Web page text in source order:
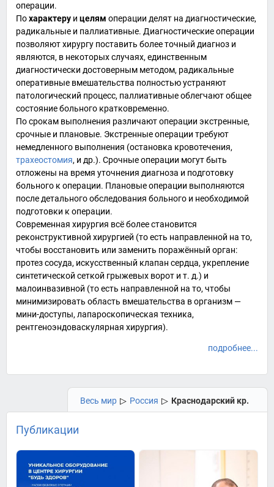
операции.
Похарактеру и целям операции делят на диагностические,
радикальные и паллиативные. Диагностические операции
позволяют хирургу поставить более точный диагноз и
являются, в некоторых случаях, единственным
диагностически достоверным методом, радикальные
оперативные вмешательства полностью устраняют
патологический процесс, паллиативные облегчают общее
состояние больного кратковременно.
По срокам выполнения различают операции экстренные,
срочные и плановые. Экстренные операции требуют
немедленного выполнения (остановка кровотечения,
трахеостомия, и др.). Срочные операции могут быть
отложены на время уточнения диагноза и подготовку
больного к операции. Плановые операции выполняются
после детального обследования больного и необходимой
подготовки к операции.
Современная хирургия всё более становится
реконструктивной хирургией (то есть направленной на то,
чтобы восстановить или заменить поражённый орган:
протез сосуда, искусственный клапан сердца, укрепление
синтетической сеткой грыжевых ворот и т. д.) и
малоинвазивной (то есть направленной на то, чтобы
минимизировать область вмешательства в организм —
мини-доступы, лапароскопическая техника,
рентгеноэндоваскулярная хирургия).
подробнее...
Весь мир ▷ Россия ▷ Краснодарский кр.
Публикации